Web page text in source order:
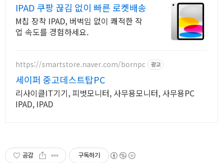
IPAD 쿠팡 끊김 없이 빠른 로켓배송
M칩 장착 IPAD, 버벅임 없이 쾌적한 작
업 속도를 경험하세요.
https://smartstore.naver.com/bornpc 광고
세이퍼 중고데스트탑PC
리사이클IT기기, 피벗모니터, 사무용모니터, 사무용PC
IPAD, IPAD
공감 구독하기